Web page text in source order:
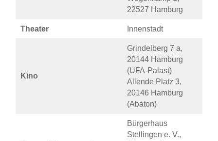
22527 Hamburg
Theater Innenstadt
Kino
Grindelberg 7 a,
20144 Hamburg
(UFA-Palast)
Allende Platz 3,
20146 Hamburg
(Abaton)
Bürgerhaus
Stellingen e. V.,